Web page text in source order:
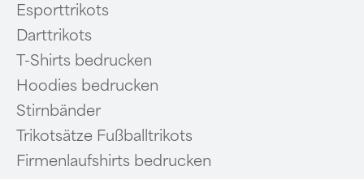
Esporttrikots
Darttrikots
T-Shirts bedrucken
Hoodies bedrucken
Stirnbänder
Trikotsätze Fußballtrikots
Firmenlaufshirts bedrucken